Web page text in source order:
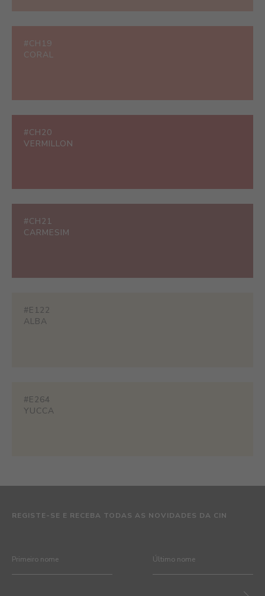
#CH19
CORAL
#CH20
VERMILLON
#CH21
CARMESIM
#E122
ALBA
#E264
YUCCA
REGISTE-SE E RECEBA TODAS AS NOVIDADES DA CIN